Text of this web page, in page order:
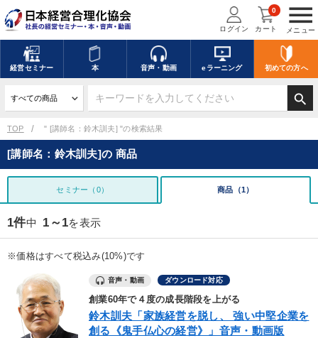
menu
メニュー
ログイン カート
0
経営セミナー 本 音声・動画 eラーニング 初めての方へ
search
TOP " [講師名：鈴木訓夫] "の検索結果
[講師名：鈴木訓夫]の 商品
セミナー（0） 商品（1）
1件中 1～1を表示
※価格はすべて税込み(10%)です
音声・動画 ダウンロード対応
創業60年で４度の成長階段を上がる
鈴木訓夫「家族経営を脱し、 強い中堅企業を
創る《鬼手仏心の経営》」音声・動画版